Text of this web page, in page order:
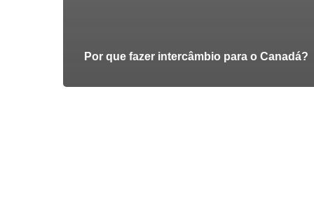
Por que fazer intercâmbio para o Canadá?